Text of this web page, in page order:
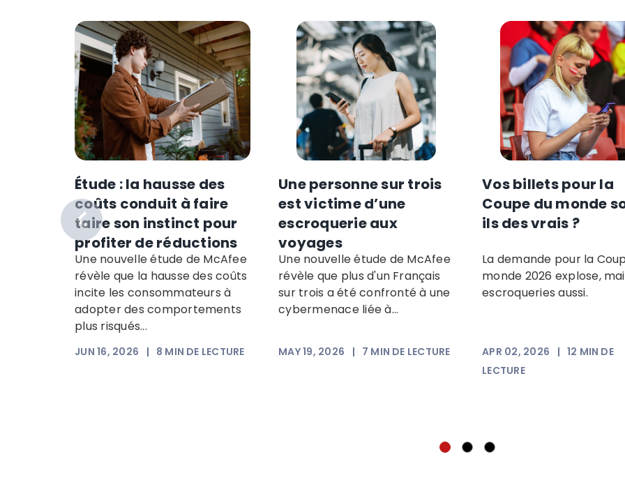
Étude : la hausse des
coûts conduit à faire
taire son instinct pour
profiter de réductions
Une nouvelle étude de McAfee
révèle que la hausse des coûts
incite les consommateurs à
adopter des comportements
plus risqués...
JUN 16, 2026 | 8 MIN DE LECTURE
Une personne sur trois
est victime d’une
escroquerie aux
voyages
Une nouvelle étude de McAfee
révèle que plus d'un Français
sur trois a été confronté à une
cybermenace liée à...
MAY 19, 2026 | 7 MIN DE LECTURE
Vos billets pour la
Coupe du monde
ils des vrais ?
La demande pour la
monde 2026 explose,
escroqueries aussi.
APR 02, 2026 | 12 MIN DE
LECTURE